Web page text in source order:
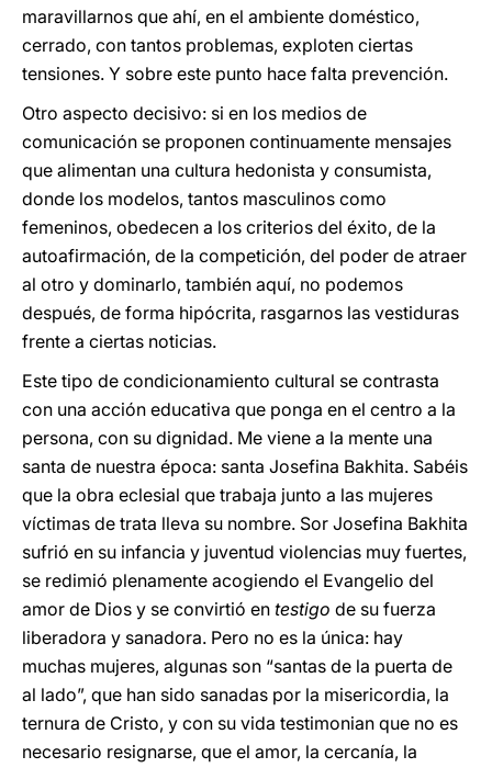
maravillarnos que ahí, en el ambiente doméstico,
cerrado, con tantos problemas, exploten ciertas
tensiones. Y sobre este punto hace falta prevención.
Otro aspecto decisivo: si en los medios de
comunicación se proponen continuamente mensajes
que alimentan una cultura hedonista y consumista,
donde los modelos, tantos masculinos como
femeninos, obedecen a los criterios del éxito, de la
autoafirmación, de la competición, del poder de atraer
al otro y dominarlo, también aquí, no podemos
después, de forma hipócrita, rasgarnos las vestiduras
frente a ciertas noticias.
Este tipo de condicionamiento cultural se contrasta
con una acción educativa que ponga en el centro a la
persona, con su dignidad. Me viene a la mente una
santa de nuestra época: santa Josefina Bakhita. Sabéis
que la obra eclesial que trabaja junto a las mujeres
víctimas de trata lleva su nombre. Sor Josefina Bakhita
sufrió en su infancia y juventud violencias muy fuertes,
se redimió plenamente acogiendo el Evangelio del
amor de Dios y se convirtió en testigo de su fuerza
liberadora y sanadora. Pero no es la única: hay
muchas mujeres, algunas son “santas de la puerta de
al lado”, que han sido sanadas por la misericordia, la
ternura de Cristo, y con su vida testimonian que no es
necesario resignarse, que el amor, la cercanía, la